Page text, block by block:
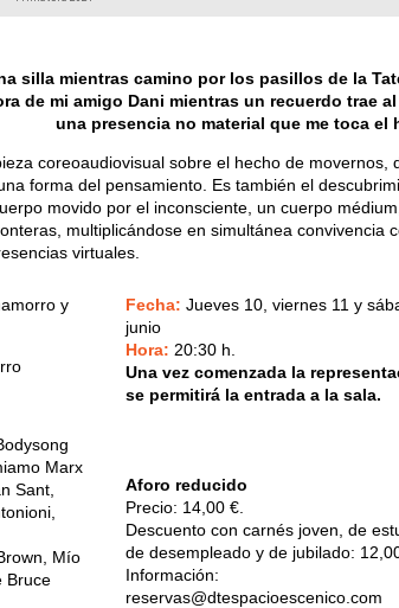
silla mientras camino por los pasillos de la
de mi amigo Dani mientras un recuerdo trae
una presencia no material que me toca el
coreoaudiovisual sobre el hecho de movernos,
forma del pensamiento. Es también el
movido por el inconsciente, un cuerpo
multiplicándose en simultánea convivencia
virtuales.
y
Marx
Sant,
Mío
Bruce
Fecha:Jueves 10, viernes 11 y
junio
Hora: 20:30 h.
Una vez comenzada la
se permitirá la entrada a la sala.
Aforo reducido
Precio: 14,00 €.
Descuento con carnés joven, de
de desempleado y de jubilado:
Información:
reservas@dtespacioescenico.com